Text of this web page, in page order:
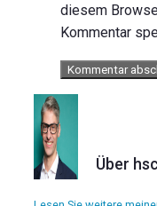
diesem
Kommentar
Über